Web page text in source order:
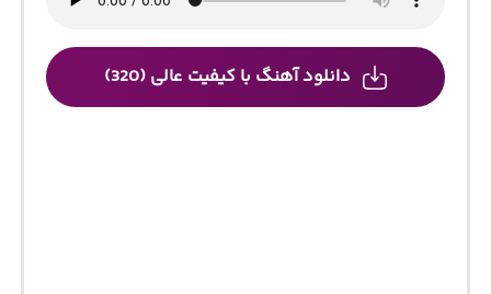
دانلود آهنگ با کیفیت عالی (320)